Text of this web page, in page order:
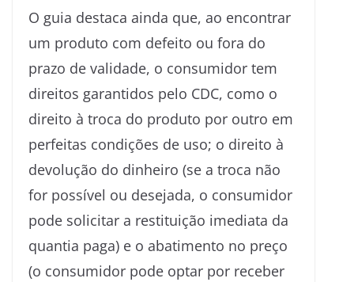
O guia destaca ainda que, ao encontrar
um produto com defeito ou fora do
prazo de validade, o consumidor tem
direitos garantidos pelo CDC, como o
direito à troca do produto por outro em
perfeitas condições de uso; o direito à
devolução do dinheiro (se a troca não
for possível ou desejada, o consumidor
pode solicitar a restituição imediata da
quantia paga) e o abatimento no preço
(o consumidor pode optar por receber